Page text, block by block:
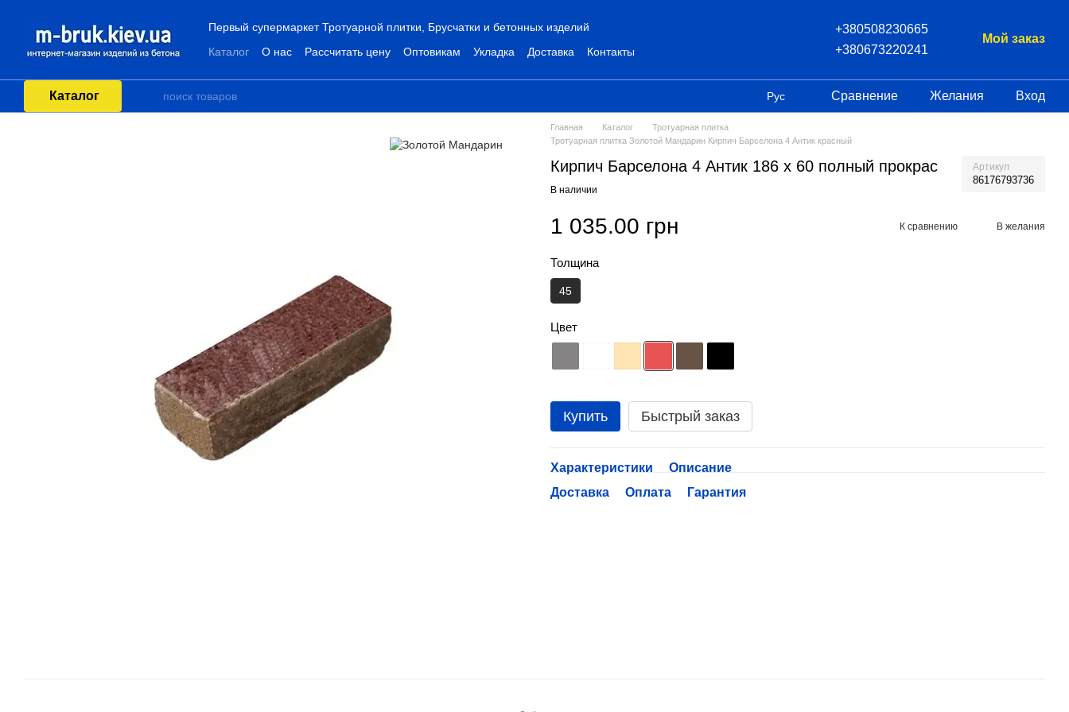
Первый супермаркет Тротуарной плитки, Брусчатки и бетонных изделий
Каталог
О нас Рассчитать цену Оптовикам Укладка Доставка Контакты
+380508230665
+380673220241
Мой заказ
Каталог Рус Сравнение Желания Вход
Главная Каталог
Тротуарная плитка
Тротуарная плитка Золотой Мандарин Кирпич Барселона 4 Антик красный
Кирпич Барселона 4 Антик 186 х 60 полный прокрас Артикул
86176793736
В наличии
1 035.00 грн К сравнению В желания
Толщина
45
Цвет
Купить Быстрый заказ
Характеристики
Описание
Доставка
Оплата Гарантия